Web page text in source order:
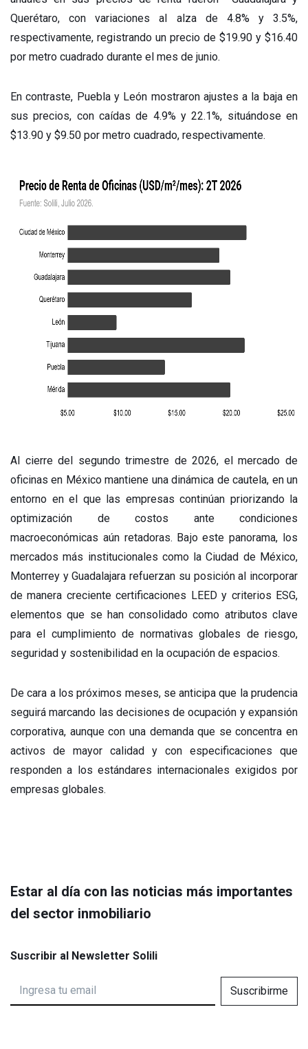
Querétaro, con variaciones al alza de 4.8% y 3.5%,
respectivamente, registrando un precio de $19.90 y $16.40
por metro cuadrado durante el mes de junio.
En contraste, Puebla y León mostraron ajustes a la baja en
sus precios, con caídas de 4.9% y 22.1%, situándose en
$13.90 y $9.50 por metro cuadrado, respectivamente.
Al cierre del segundo trimestre de 2026, el mercado de
oficinas en México mantiene una dinámica de cautela, en un
entorno en el que las empresas continúan priorizando la
optimización de costos ante condiciones
macroeconómicas aún retadoras. Bajo este panorama, los
mercados más institucionales como la Ciudad de México,
Monterrey y Guadalajara refuerzan su posición al incorporar
de manera creciente certificaciones LEED y criterios ESG,
elementos que se han consolidado como atributos clave
para el cumplimiento de normativas globales de riesgo,
seguridad y sostenibilidad en la ocupación de espacios.
De cara a los próximos meses, se anticipa que la prudencia
seguirá marcando las decisiones de ocupación y expansión
corporativa, aunque con una demanda que se concentra en
activos de mayor calidad y con especificaciones que
responden a los estándares internacionales exigidos por
empresas globales.
Estar al día con las noticias más importantes
del sector inmobiliario
Suscribir al Newsletter Solili
Suscribirme